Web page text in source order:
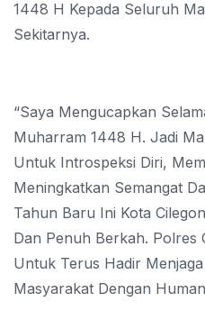
1448 H Kepada Seluruh
Sekitarnya.
“Saya Mengucapkan
Muharram 1448 H. Jadi
Untuk Introspeksi Diri,
Meningkatkan Semangat
Tahun Baru Ini Kota
Dan Penuh Berkah. Polres
Untuk Terus Hadir
Masyarakat Dengan